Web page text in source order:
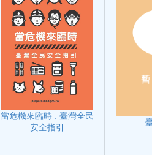
當危機來臨時 : 臺灣全民
安全指引